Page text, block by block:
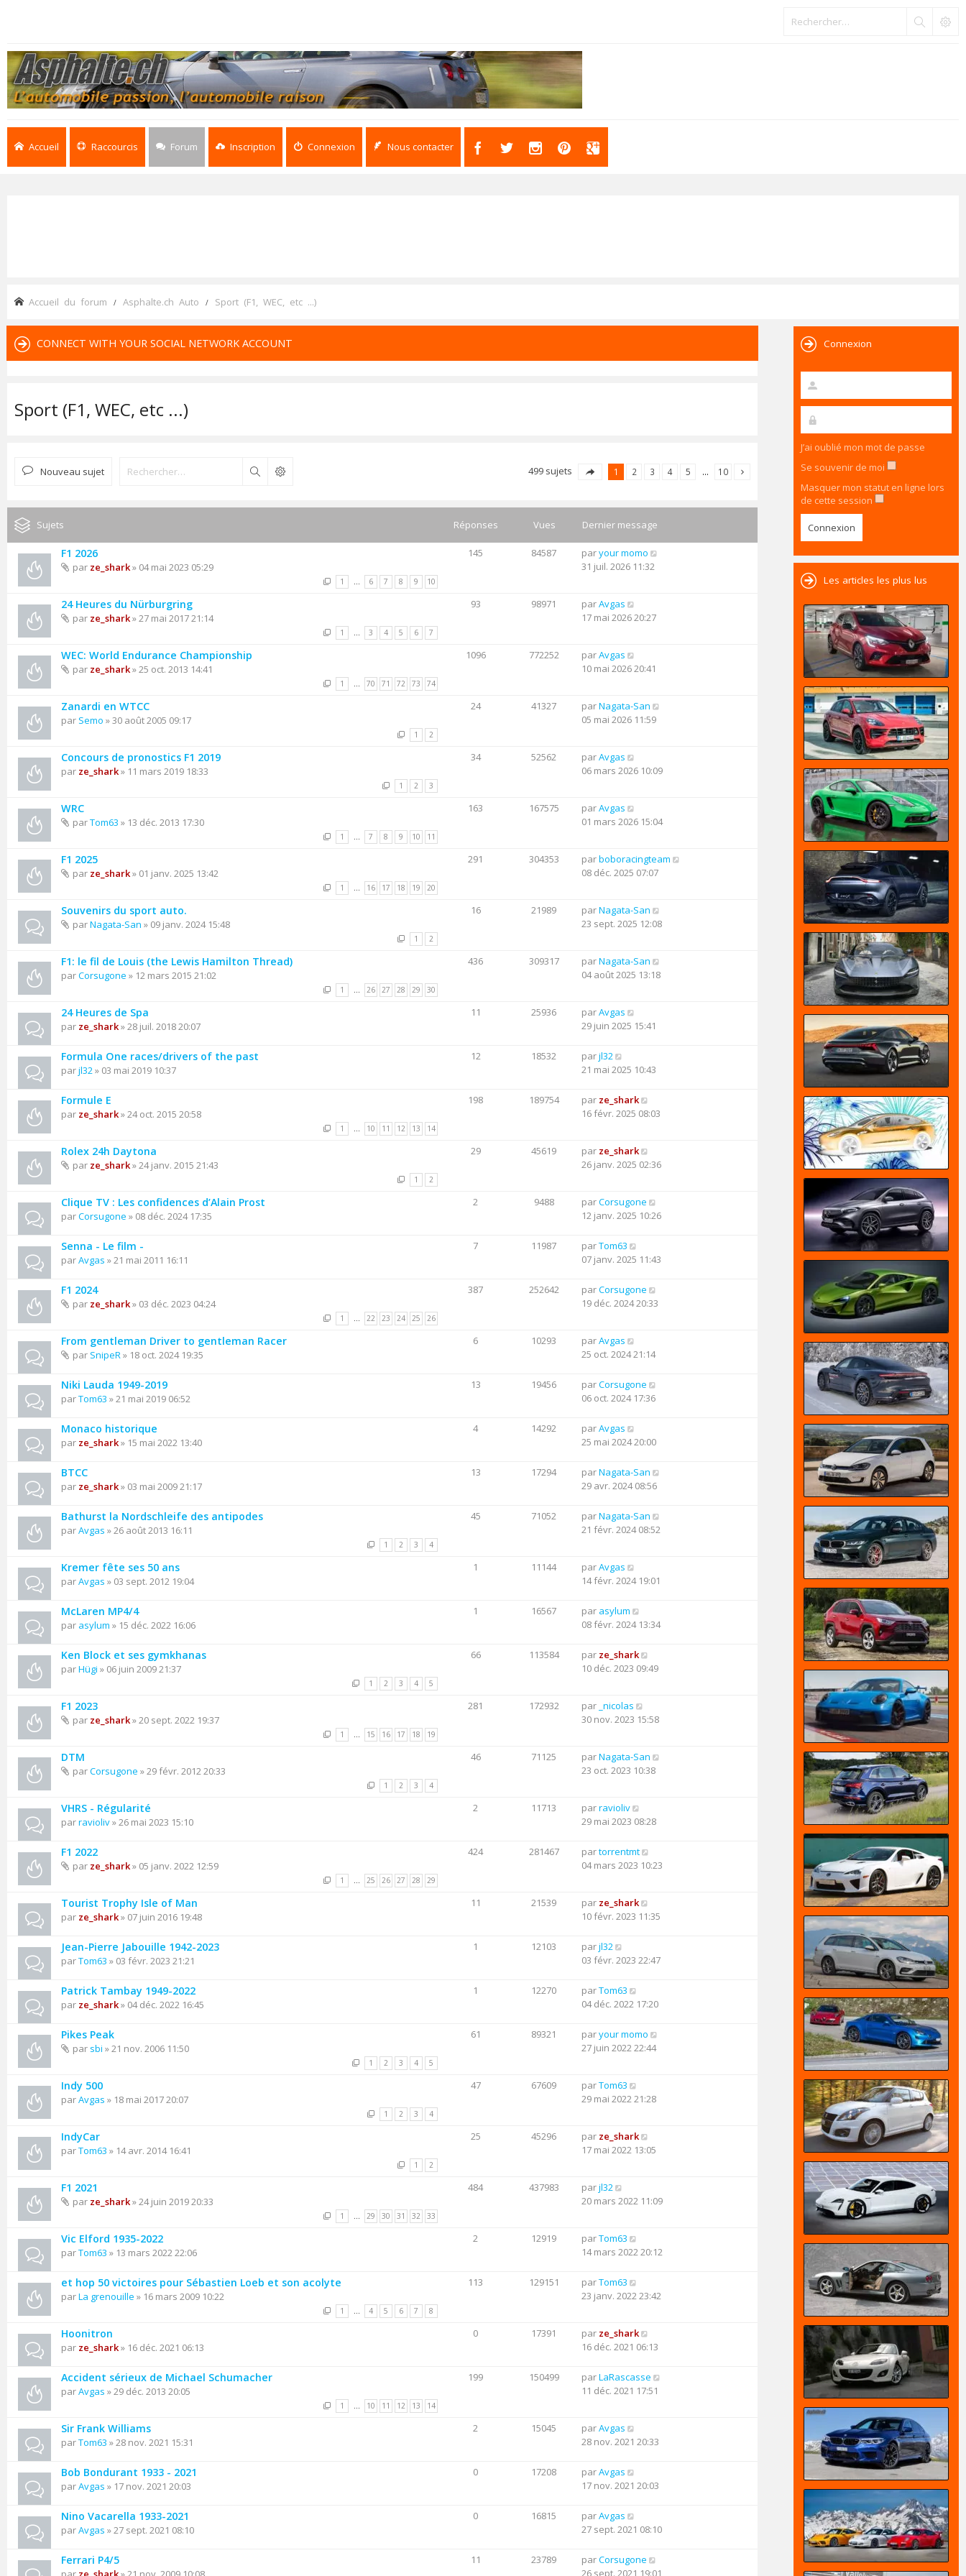
Accueil Raccourcis Forum Inscription Connexion Nous contacter
Accueil du forum Asphalte.ch Auto Sport (F1, WEC, etc ...)
CONNECT WITH YOUR SOCIAL NETWORK ACCOUNT
Sport (F1, WEC, etc ...)
Nouveau sujet Rechercher 499 sujets 1 2 3 4 5 … 10
Sujets Réponses Vues Dernier message
F1 2026
par ze_shark» 04 mai 2023 05:29
1 … 6 7 8 9 10
145 84587 paryour momo
31 juil. 2026 11:32
24 Heures du Nürburgring
par ze_shark» 27 mai 2017 21:14
1 … 3 4 5 6 7
93 98971 parAvgas
17 mai 2026 20:27
WEC: World Endurance Championship
par ze_shark» 25 oct. 2013 14:41
1 … 70 71 72 73 74
1096 772252 parAvgas
10 mai 2026 20:41
Zanardi en WTCC
par Semo » 30 août 2005 09:17
1 2
24 41327 parNagata-San
05 mai 2026 11:59
Concours de pronostics F1 2019
par ze_shark» 11 mars 2019 18:33
1 2 3
34 52562 parAvgas
06 mars 2026 10:09
WRC
parTom63 » 13 déc. 2013 17:30
1 … 7 8 9 10 11
163 167575 parAvgas
01 mars 2026 15:04
F1 2025
par ze_shark» 01 janv. 2025 13:42
1 … 16 17 18 19 20
291 304353 parboboracingteam
08 déc. 2025 07:07
Souvenirs du sport auto.
parNagata-San » 09 janv. 2024 15:48
1 2
16 21989 parNagata-San
23 sept. 2025 12:08
F1: le fil de Louis (the Lewis Hamilton Thread)
parCorsugone » 12 mars 2015 21:02
1 … 26 27 28 29 30
436 309317 parNagata-San
04 août 2025 13:18
24 Heures de Spa
par ze_shark» 28 juil. 2018 20:07
11 25936 parAvgas
29 juin 2025 15:41
Formula One races/drivers of the past
parjl32» 03 mai 2019 10:37
12 18532 parjl32
21 mai 2025 10:43
Formule E
par ze_shark» 24 oct. 2015 20:58
1 … 10 11 12 13 14
198 189754 par ze_shark
16 févr. 2025 08:03
Rolex 24h Daytona
par ze_shark» 24 janv. 2015 21:43
1 2
29 45619 par ze_shark
26 janv. 2025 02:36
Clique TV : Les confidences d’Alain Prost
parCorsugone » 08 déc. 2024 17:35
2 9488 parCorsugone
12 janv. 2025 10:26
Senna - Le film -
parAvgas » 21 mai 2011 16:11
7 11987 parTom63
07 janv. 2025 11:43
F1 2024
par ze_shark» 03 déc. 2023 04:24
1 … 22 23 24 25 26
387 252642 parCorsugone
19 déc. 2024 20:33
From gentleman Driver to gentleman Racer
par SnipeR» 18 oct. 2024 19:35
6 10293 parAvgas
25 oct. 2024 21:14
Niki Lauda 1949-2019
parTom63 » 21 mai 2019 06:52
13 19456 parCorsugone
06 oct. 2024 17:36
Monaco historique
par ze_shark» 15 mai 2022 13:40
4 14292 parAvgas
25 mai 2024 20:00
BTCC
par ze_shark» 03 mai 2009 21:17
13 17294 parNagata-San
29 avr. 2024 08:56
Bathurst la Nordschleife des antipodes
parAvgas » 26 août 2013 16:11
1 2 3 4
45 71052 parNagata-San
21 févr. 2024 08:52
Kremer fête ses 50 ans
parAvgas » 03 sept. 2012 19:04
1 11144 parAvgas
14 févr. 2024 19:01
McLaren MP4/4
par asylum » 15 déc. 2022 16:06
1 16567 par asylum
08 févr. 2024 13:34
Ken Block et ses gymkhanas
parHügi » 06 juin 2009 21:37
1 2 3 4 5
66 113584 par ze_shark
10 déc. 2023 09:49
F1 2023
par ze_shark» 20 sept. 2022 19:37
1 … 15 16 17 18 19
281 172932 par _nicolas
30 nov. 2023 15:58
DTM
parCorsugone » 29 févr. 2012 20:33
1 2 3 4
46 71125 parNagata-San
23 oct. 2023 10:38
VHRS - Régularité
parravioliv» 26 mai 2023 15:10
2 11713 parravioliv
29 mai 2023 08:28
F1 2022
par ze_shark» 05 janv. 2022 12:59
1 … 25 26 27 28 29
424 281467 partorrentmt
04 mars 2023 10:23
Tourist Trophy Isle of Man
par ze_shark» 07 juin 2016 19:48
11 21539 par ze_shark
10 févr. 2023 11:35
Jean-Pierre Jabouille 1942-2023
parTom63 » 03 févr. 2023 21:21
1 12103 parjl32
03 févr. 2023 22:47
Patrick Tambay 1949-2022
par ze_shark» 04 déc. 2022 16:45
1 12270 parTom63
04 déc. 2022 17:20
Pikes Peak
par sbi » 21 nov. 2006 11:50
1 2 3 4 5
61 89321 paryour momo
27 juin 2022 22:44
Indy 500
parAvgas » 18 mai 2017 20:07
1 2 3 4
47 67609 parTom63
29 mai 2022 21:28
IndyCar
parTom63 » 14 avr. 2014 16:41
1 2
25 45296 par ze_shark
17 mai 2022 13:05
F1 2021
par ze_shark» 24 juin 2019 20:33
1 … 29 30 31 32 33
484 437983 parjl32
20 mars 2022 11:09
Vic Elford 1935-2022
parTom63 » 13 mars 2022 22:06
2 12919 parTom63
14 mars 2022 20:12
et hop 50 victoires pour Sébastien Loeb et son acolyte
parLa grenouille » 16 mars 2009 10:22
1 … 4 5 6 7 8
113 129151 parTom63
23 janv. 2022 23:42
Hoonitron
par ze_shark» 16 déc. 2021 06:13
0 17391 par ze_shark
16 déc. 2021 06:13
Accident sérieux de Michael Schumacher
parAvgas » 29 déc. 2013 20:05
1 … 10 11 12 13 14
199 150499 parLaRascasse
11 déc. 2021 17:51
Sir Frank Williams
parTom63 » 28 nov. 2021 15:31
2 15045 parAvgas
28 nov. 2021 20:33
Bob Bondurant 1933 - 2021
parAvgas » 17 nov. 2021 20:03
0 17208 parAvgas
17 nov. 2021 20:03
Nino Vacarella 1933-2021
parAvgas » 27 sept. 2021 08:10
0 16815 parAvgas
27 sept. 2021 08:10
Ferrari P4/5 11 23789 parCorsugone
26 sept. 2021 19:01
Connexion
J’ai oublié mon mot de passe
Se souvenir de moi
Masquer mon statut en ligne lors
de cette session
Les articles les plus lus